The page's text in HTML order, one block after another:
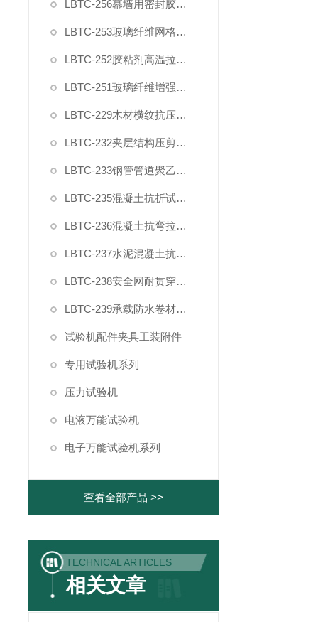
LBTC-256幕墙用密封胶剪切强度夹具
LBTC-253玻璃纤维网格布拉伸断裂强力试验夹具
LBTC-252胶粘剂高温拉伸剪切夹具
LBTC-251玻璃纤维增强水泥四点抗弯装置夹具
LBTC-229木材横纹抗压变形强度测量装置夹具
LBTC-232夹层结构压剪试验装置
LBTC-233钢管管道聚乙烯防腐层弯曲试验模具
LBTC-235混凝土抗折试验装置GBT50081
LBTC-236混凝土抗弯拉试验装置JTGE30
LBTC-237水泥混凝土抗弯拉弹性模量试验装置
LBTC-238安全网耐贯穿测性能试验夹具棒
LBTC-239承载防水卷材剥离强度模具
试验机配件夹具工装附件
专用试验机系列
压力试验机
电液万能试验机
电子万能试验机系列
查看全部产品 >>
TECHNICAL ARTICLES
相关文章